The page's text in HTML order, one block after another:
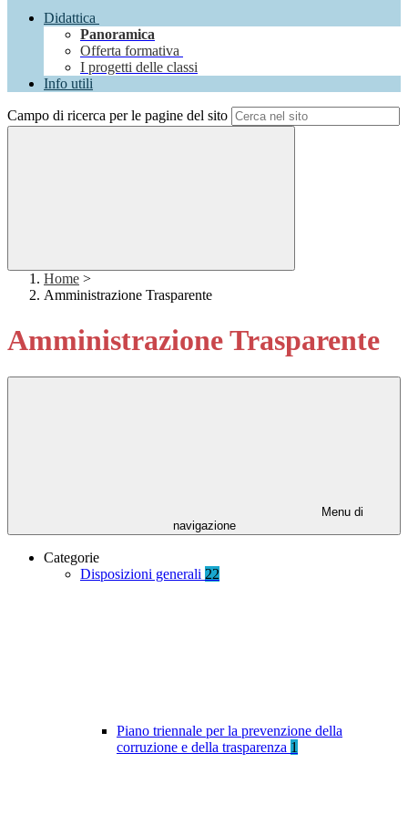
Didattica
Panoramica
Offerta formativa
I progetti delle classi
Info utili
Campo di ricerca per le pagine del sito
Home >
Amministrazione Trasparente
Amministrazione Trasparente
Menu di
navigazione
Categorie
Disposizioni generali 22
Piano triennale per la prevenzione della
corruzione e della trasparenza 1